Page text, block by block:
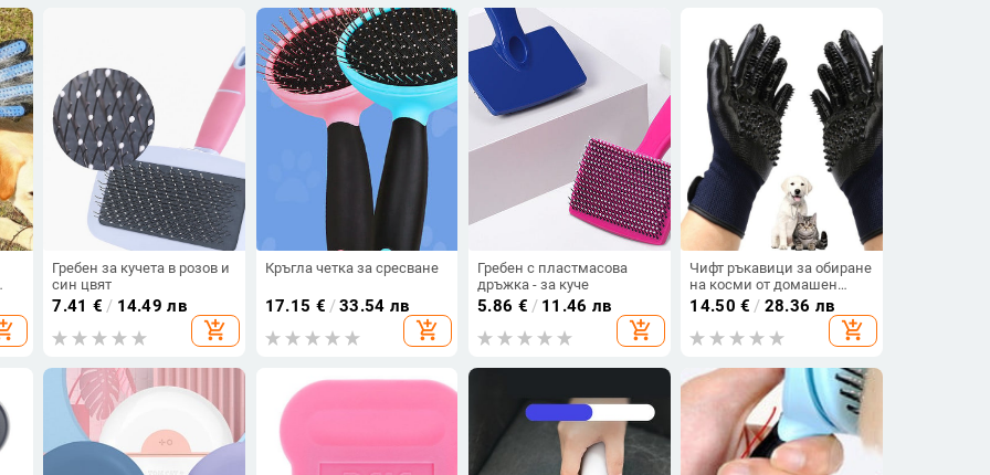
Гребен за кучета в розов и
син цвят
7.41 € / 14.49 лв
add_shopping_cart
Кръгла четка за сресване
17.15 € /33.54 лв
add_shopping_cart
Гребен с пластмасова
дръжка - за куче
5.86 € / 11.46 лв
add_shopping_cart
Чифт ръкавици за обиране
на косми от домашен
любимец в черен цвят
14.50 € / 28.36 лв
add_shopping_cart